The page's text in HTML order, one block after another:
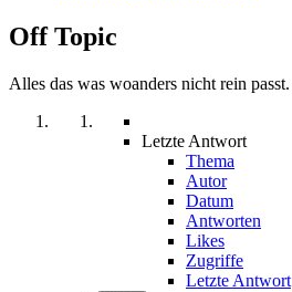
Off Topic
Alles das was woanders nicht rein passt.
Letzte Antwort
Thema
Autor
Datum
Antworten
Likes
Zugriffe
Letzte Antwort